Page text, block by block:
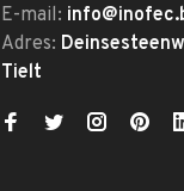
E-mail:
Adres:
Tielt